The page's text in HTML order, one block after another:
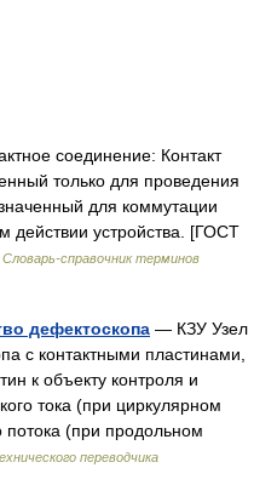
соединение: Контакт
только для проведения
для коммутации
действии устройства. [ГОСТ
Словарь-справочник терминов
дефектоскопа — КЗУ Узел
с контактными пластинами,
к объекту контроля и
тока (при циркулярном
потока (при продольном
переводчика